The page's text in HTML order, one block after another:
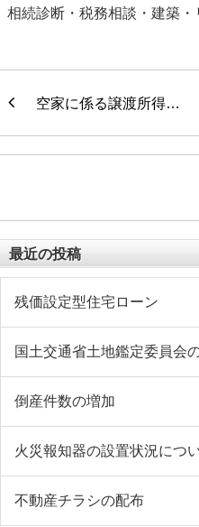
相続診断・税務相談・建築・
空家に係る譲渡所得…
最近の投稿
残価設定型住宅ローン
国土交通省土地鑑定委員会
倒産件数の増加
火災報知器の設置状況につ
不動産チラシの配布